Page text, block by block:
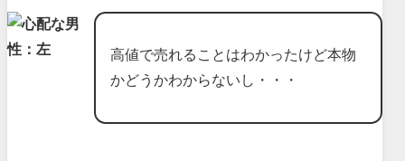
高値で売れることはわかったけど本物
かどうかわからないし・・・